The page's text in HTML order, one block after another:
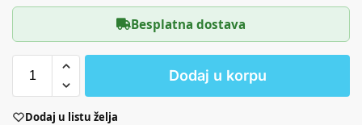
Besplatna dostava
Dodaj u korpu
Dodaj u listu želja